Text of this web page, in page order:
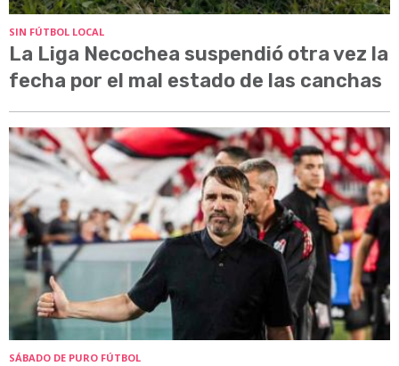
SIN FÚTBOL LOCAL
La Liga Necochea suspendió otra vez la
fecha por el mal estado de las canchas
SÁBADO DE PURO FÚTBOL